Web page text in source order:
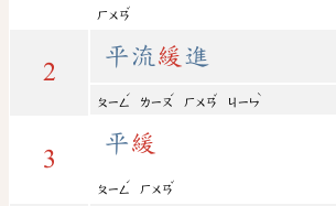
ㄏㄨㄢ
ˇ
2
平流 緩 進
ㄆㄧㄥ
ˊ
ㄌㄧㄡ
ˊ
ㄏㄨㄢ
ˇ
ㄐㄧㄣ
ˋ
3
平緩
ㄆㄧㄥ
ˊ
ㄏㄨㄢ
ˇ